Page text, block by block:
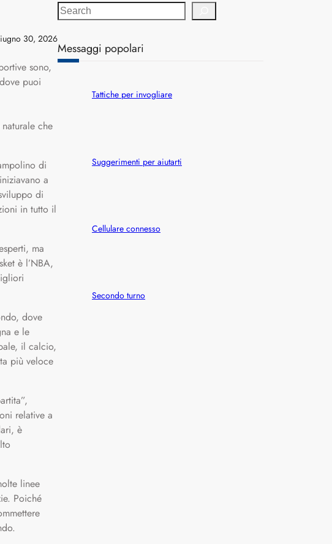
30, 2026
sono,
puoi
che
di
a
di
in tutto il
ma
è l’NBA,
dove
e le
il calcio,
più veloce
relative a
è
linee
Poiché
S
e
a
r
c
Messaggi popolari
Tattiche per invogliare
Suggerimenti per aiutarti
Cellulare connesso
Secondo turno